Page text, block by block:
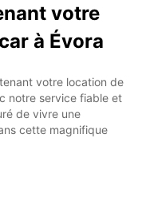
votre
à Évora
votre location de
notre service fiable et
de vivre une
cette magnifique